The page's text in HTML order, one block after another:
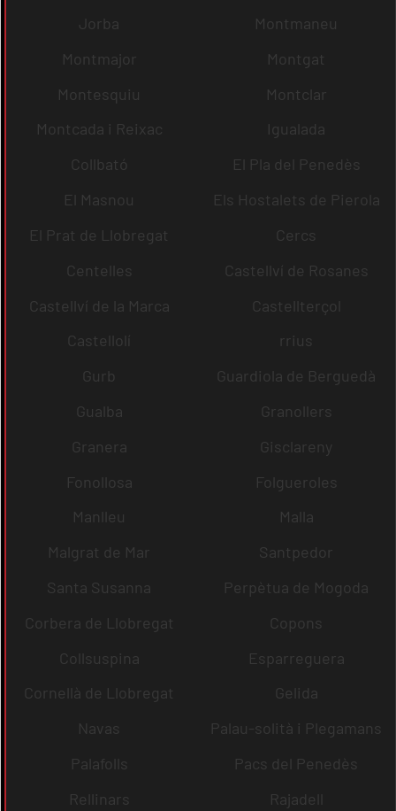
Jorba
Montmaneu
Montmajor
Montgat
Montesquiu
Montclar
Montcada i Reixac
Igualada
Collbató
El Pla del Penedès
El Masnou
Els Hostalets de Pierola
El Prat de Llobregat
Cercs
Centelles
Castellví de Rosanes
Castellví de la Marca
Castellterçol
Castellolí
rrius
Gurb
Guardiola de Berguedà
Gualba
Granollers
Granera
Gisclareny
Fonollosa
Folgueroles
Manlleu
Malla
Malgrat de Mar
Santpedor
Santa Susanna
Perpètua de Mogoda
Corbera de Llobregat
Copons
Collsuspina
Esparreguera
Cornellà de Llobregat
Gelida
Navas
Palau-solità i Plegamans
Palafolls
Pacs del Penedès
Rellinars
Rajadell